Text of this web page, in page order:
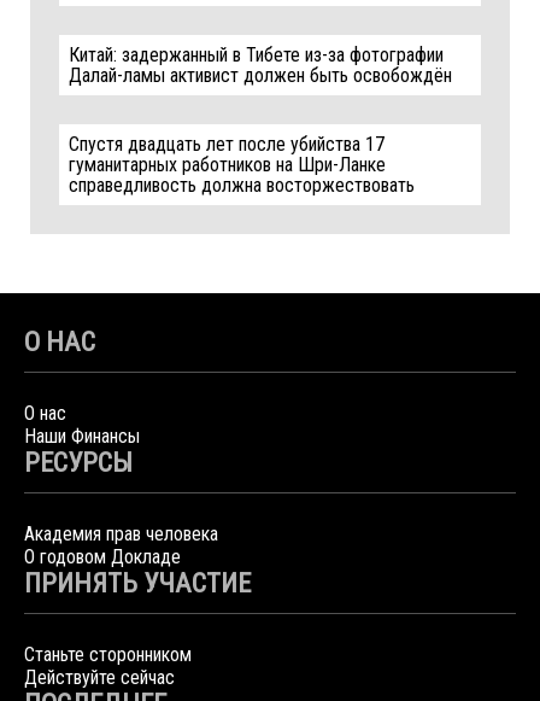
Китай: задержанный в Тибете из-за фотографии
Далай-ламы активист должен быть освобождён
Спустя двадцать лет после убийства 17
гуманитарных работников на Шри-Ланке
справедливость должна восторжествовать
О НАС
О нас
Наши Финансы
РЕСУРСЫ
Академия прав человека
О годовом Докладе
ПРИНЯТЬ УЧАСТИЕ
Станьте сторонником
Действуйте сейчас